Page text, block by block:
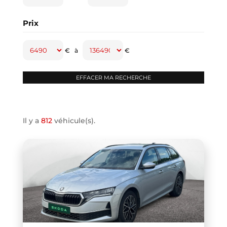
CLASSE A (1)
CLIO IV (1)
COMPASS
COOPER F67 (1)
COUPE R58 (1)
CRAFTER VAN (1)
DB11 COUPE (1)
Prix
€ à €
Il y a 812véhicule(s).